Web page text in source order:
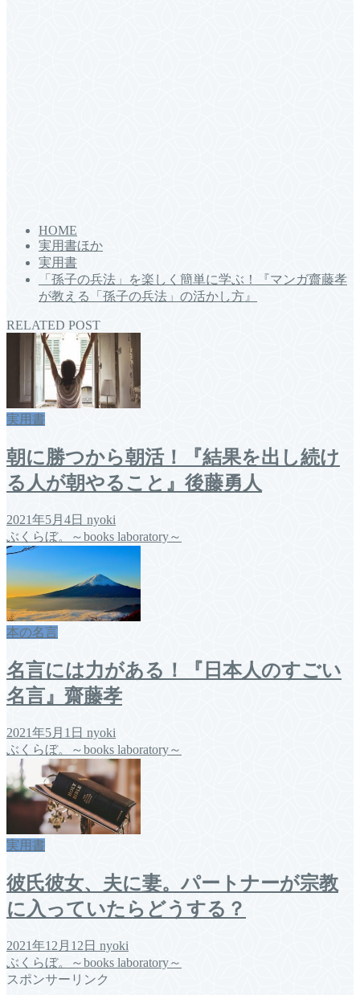
HOME
実用書ほか
実用書
「孫子の兵法」を楽しく簡単に学ぶ！『マンガ齋藤孝
が教える「孫子の兵法」の活かし方』
RELATED POST
実用書
朝に勝つから朝活！『結果を出し続け
る人が朝やること』後藤勇人
2021年5月4日 nyoki
ぶくらぼ。～books laboratory～
本の名言
名言には力がある！『日本人のすごい
名言』齋藤孝
2021年5月1日 nyoki
ぶくらぼ。～books laboratory～
実用書
彼氏彼女、夫に妻。パートナーが宗教
に入っていたらどうする？
2021年12月12日 nyoki
ぶくらぼ。～books laboratory～
スポンサーリンク